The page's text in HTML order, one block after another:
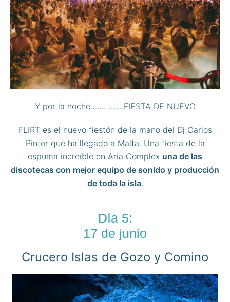
Y por la noche……………FIESTA DE NUEVO
FLIRT es el nuevo fiestón de la mano del Dj Carlos
Pintor que ha llegado a Malta. Una fiesta de la
espuma increíble en Aria Complex una de las
discotecas con mejor equipo de sonido y producción
de toda la isla.
Día 5:
17 de junio
Crucero Islas de Gozo y Comino